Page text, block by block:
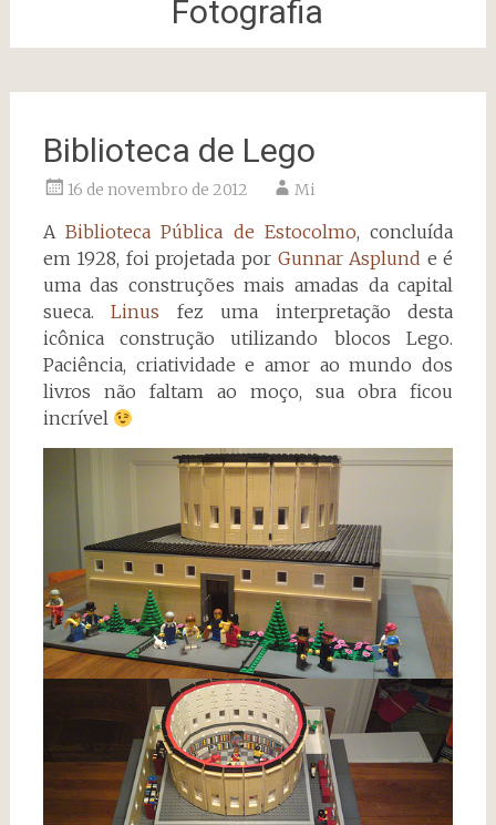
Fotografia
Biblioteca de Lego
16 de novembro de 2012 Mi
ABiblioteca Pública de Estocolmo, concluída
em 1928, foi projetada por Gunnar Asplund e é
uma das construções mais amadas da capital
sueca.Linus fez uma interpretação desta
icônica construção utilizando blocos Lego.
Paciência, criatividade e amor ao mundo dos
livros não faltam ao moço, sua obra ficou
incrível